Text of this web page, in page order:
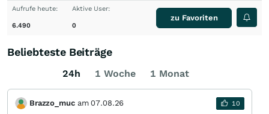
Aufrufe heute:
6.490
Aktive User:
0
zu Favoriten
Beliebteste Beiträge
24h 1 Woche 1 Monat
Brazzo_muc am07.08.26 10